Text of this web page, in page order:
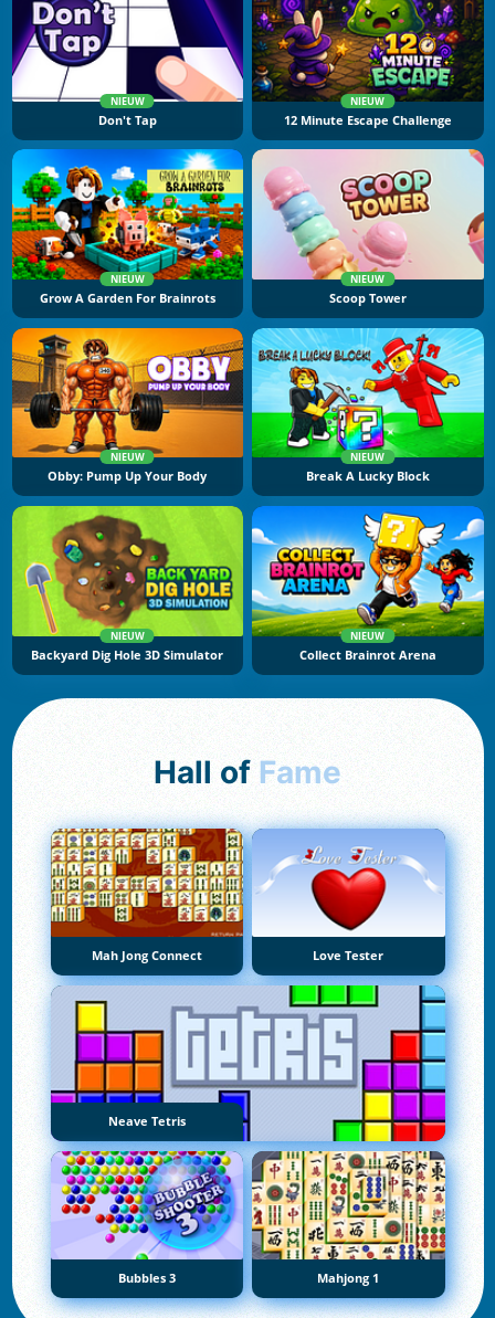
NIEUW
Don't Tap
NIEUW
12 Minute Escape Challenge
NIEUW
Grow A Garden For Brainrots
NIEUW
Scoop Tower
NIEUW
Obby: Pump Up Your Body
NIEUW
Break A Lucky Block
NIEUW
Backyard Dig Hole 3D Simulator
NIEUW
Collect Brainrot Arena
Hall of Fame
Mah Jong Connect Love Tester
Neave Tetris
Bubbles 3 Mahjong 1